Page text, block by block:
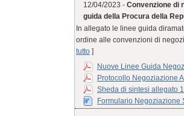
12/04/2023 - Convenzione di
guida della Procura della
In allegato le linee guida
ordine alle convenzioni di
tutto]
Nuove Linee Guida
Protocollo Negoziazione
Sheda di sintesi allegato
Formulario Negoziazione